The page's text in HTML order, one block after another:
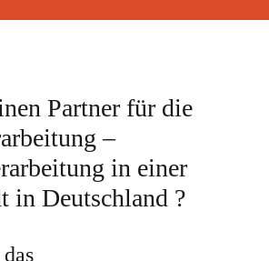
Partner für die
–
in einer
in Deutschland ?